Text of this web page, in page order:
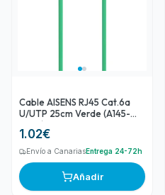
Cable AISENS RJ45 Cat.6a
U/UTP 25cm Verde (A145-
0577)
1.02€
Envío a CanariasEntrega 24-72h
Añadir